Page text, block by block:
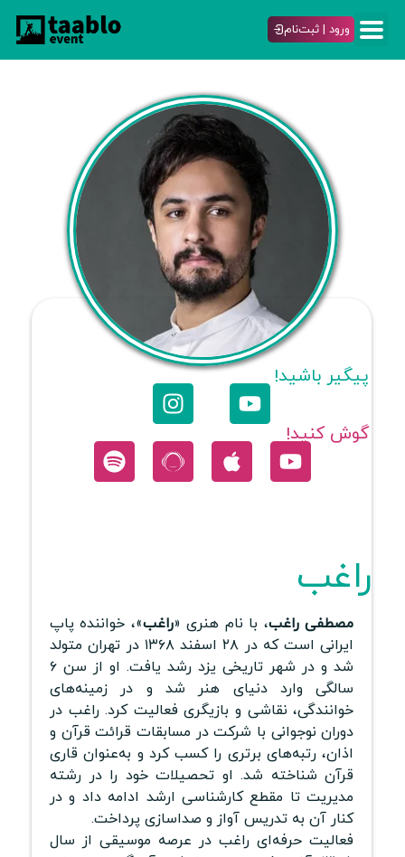
ورود | ثبت‌نام
پیگیر باشید!
گوش کنید!
راغب
مصطفی راغب، با نام هنری «راغب»، خواننده پاپ
ایرانی است که در ۲۸ اسفند ۱۳۶۸ در تهران متولد
شد و در شهر تاریخی یزد رشد یافت. او از سن ۶
سالگی وارد دنیای هنر شد و در زمینه‌های
خوانندگی، نقاشی و بازیگری فعالیت کرد. راغب در
دوران نوجوانی با شرکت در مسابقات قرائت قرآن و
اذان، رتبه‌های برتری را کسب کرد و به‌عنوان قاری
قرآن شناخته شد. او تحصیلات خود را در رشته
مدیریت تا مقطع کارشناسی ارشد ادامه داد و در
کنار آن به تدریس آواز و صداسازی پرداخت.
فعالیت حرفه‌ای راغب در عرصه موسیقی از سال